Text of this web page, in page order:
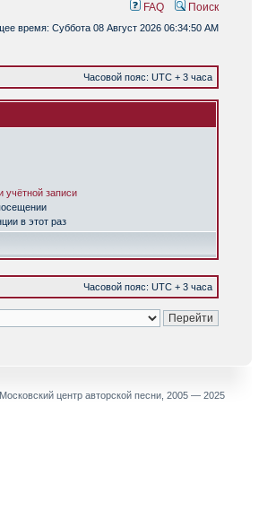
FAQ Поиск
время: Суббота 08 Август 2026 06:34:50 AM
Часовой пояс: UTC + 3 часа
учётной записи
в этот раз
Часовой пояс: UTC + 3 часа
центр авторской песни, 2005 — 2025